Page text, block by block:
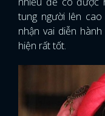
tung người lên
nhận vai diễn
hiện rất tốt.